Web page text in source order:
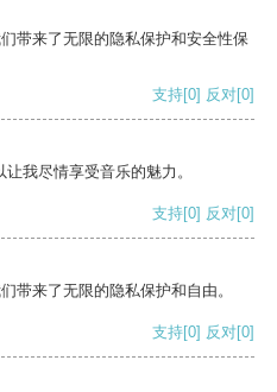
带来了无限的隐私保护和安全性保
支持[0] 反对[0]
我尽情享受音乐的魅力。
支持[0] 反对[0]
带来了无限的隐私保护和自由。
支持[0] 反对[0]